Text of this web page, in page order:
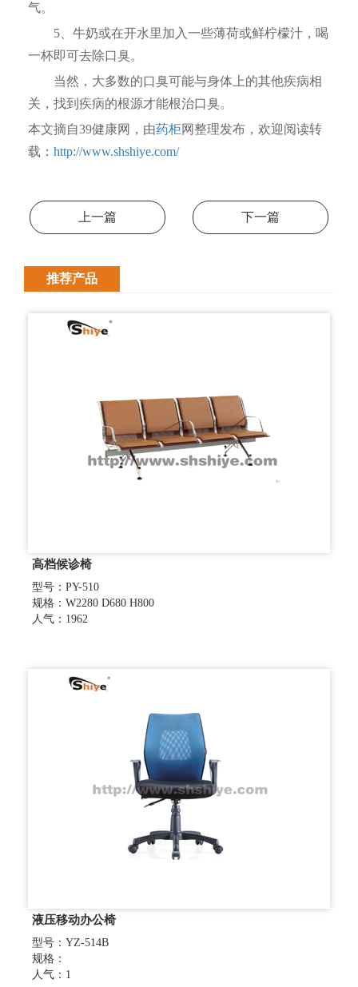
气。
5、牛奶或在开水里加入一些薄荷或鲜柠檬汁，喝
一杯即可去除口臭。
当然，大多数的口臭可能与身体上的其他疾病相
关，找到疾病的根源才能根治口臭。
本文摘自39健康网，由药柜网整理发布，欢迎阅读转
载： http://www.shshiye.com/
上一篇 下一篇
推荐产品
高档候诊椅
型号：PY-510
规格：W2280 D680 H800
人气：1962
液压移动办公椅
型号：YZ-514B
规格：
人气：1